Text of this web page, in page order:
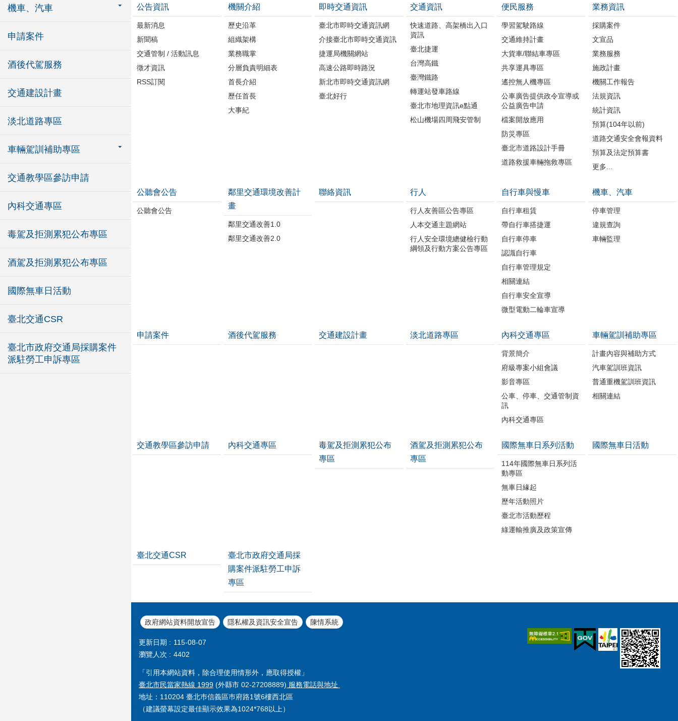
機車、汽車
申請案件
酒後代駕服務
交通建設計畫
淡北道路專區
車輛駕訓補助專區
交通教學區參訪申請
內科交通專區
毒駕及拒測累犯公布專區
酒駕及拒測累犯公布專區
國際無車日活動
臺北交通CSR
臺北市政府交通局採購案件
派駐勞工申訴專區
公告資訊
最新消息
新聞稿
交通管制 / 活動訊息
徵才資訊
RSS訂閱
機關介紹
歷史沿革
組織架構
業務職掌
分層負責明細表
首長介紹
歷任首長
大事紀
即時交通資訊
臺北市即時交通資訊網
介接臺北市即時交通資訊
捷運局機關網站
高速公路即時路況
新北市即時交通資訊網
臺北好行
交通資訊
快速道路、高架橋出入口
資訊
臺北捷運
台灣高鐵
臺灣鐵路
轉運站發車路線
臺北市地理資訊e點通
松山機場四周飛安管制
便民服務
學習駕駛路線
交通維持計畫
大貨車/聯結車專區
共享運具專區
遙控無人機專區
公車廣告提供政令宣導或
公益廣告申請
檔案開放應用
防災專區
臺北市道路設計手冊
道路救援車輛拖救專區
業務資訊
採購案件
文宣品
業務服務
施政計畫
機關工作報告
法規資訊
統計資訊
預算(104年以前)
道路交通安全會報資料
預算及法定預算書
更多...
公聽會公告
公聽會公告
鄰里交通環境改善計
畫
鄰里交通改善1.0
鄰里交通改善2.0
聯絡資訊 行人
行人友善區公告專區
人本交通主題網站
行人安全環境總健檢行動
綱領及行動方案公告專區
自行車與慢車
自行車租賃
帶自行車搭捷運
自行車停車
認識自行車
自行車管理規定
相關連結
自行車安全宣導
微型電動二輪車宣導
機車、汽車
停車管理
違規查詢
車輛監理
申請案件 酒後代駕服務 交通建設計畫 淡北道路專區 內科交通專區
背景簡介
府級專案小組會議
影音專區
公車、停車、交通管制資
訊
內科交通專區
車輛駕訓補助專區
計畫內容與補助方式
汽車駕訓班資訊
普通重機駕訓班資訊
相關連結
交通教學區參訪申請 內科交通專區
毒駕及拒測累犯公布
專區
酒駕及拒測累犯公布
專區
國際無車日系列活動
114年國際無車日系列活
動專區
無車日緣起
歷年活動照片
臺北市活動歷程
綠運輸推廣及政策宣傳
國際無車日活動
臺北交通CSR
臺北市政府交通局採
購案件派駐勞工申訴
專區
政府網站資料開放宣告 隱私權及資訊安全宣告 陳情系統
更新日期
115-08-07
瀏覽人次
4402
「引用本網站資料，除合理使用情形外，應取得授權」
臺北市民當家熱線 1999 (外縣市 02-27208889) 服務電話與地址
地址：110204 臺北巿信義區巿府路1號6樓西北區
（建議螢幕設定最佳顯示效果為1024*768以上）